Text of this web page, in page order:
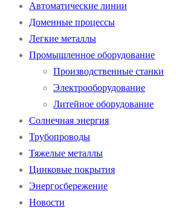
Автоматические линии
Доменные процессы
Легкие металлы
Промышленное оборудование
Производственные станки
Электрооборудование
Литейное оборудование
Солнечная энергия
Трубопроводы
Тяжелые металлы
Цинковые покрытия
Энергосбережение
Новости